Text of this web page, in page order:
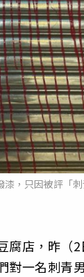
漆，只因被評「
腐店，昨（
對一名刺青